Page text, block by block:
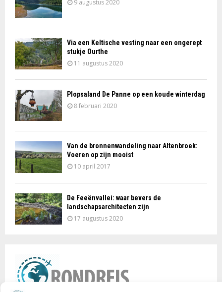
9 augustus 2020
Via een Keltische vesting naar een ongerept
stukje Ourthe
11 augustus 2020
Plopsaland De Panne op een koude winterdag
8 februari 2020
Van de bronnenwandeling naar Altenbroek:
Voeren op zijn mooist
10 april 2017
De Feeënvallei: waar bevers de
landschapsarchitecten zijn
17 augustus 2020